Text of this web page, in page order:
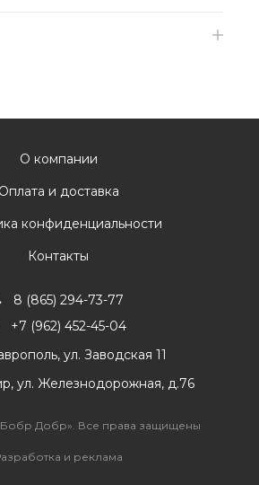
О компании
Оплата и доставка
конфиденциальности
Контакты
8 (865) 294-73-77
+7 (962) 452-45-04
ул. Заводская 11
ул. Железнодорожная, д.76
Добр». Все права защищены
и реклама